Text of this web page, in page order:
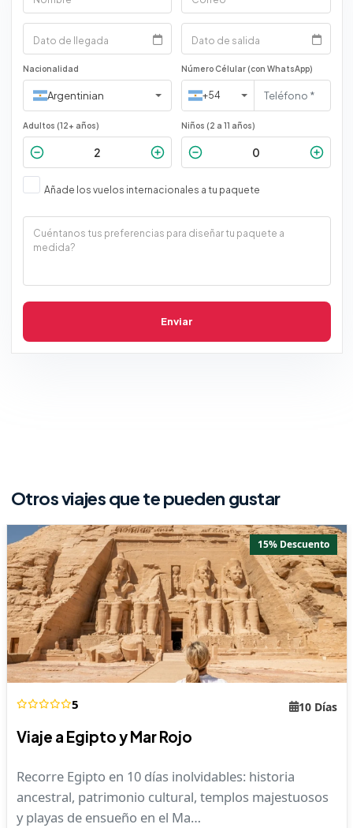
Nacionalidad
Argentinian
Número Célular (con WhatsApp)
+54
Adultos (12+ años) Niños (2 a 11 años)
Añade los vuelos internacionales a tu paquete
Enviar
Otros viajes que te pueden gustar
15% Descuento
5 10 Días
Viaje a Egipto y Mar Rojo
Recorre Egipto en 10 días inolvidables: historia
ancestral, patrimonio cultural, templos majestuosos
y playas de ensueño en el Ma…